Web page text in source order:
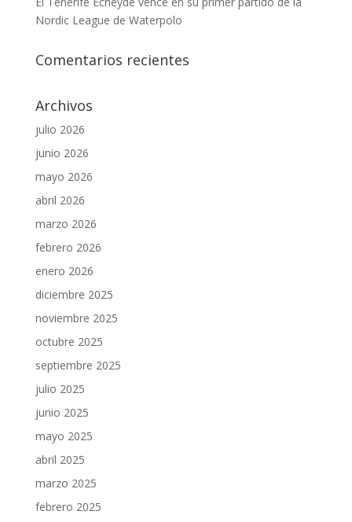
Nordic League de Waterpolo
Comentarios recientes
Archivos
julio 2026
junio 2026
mayo 2026
abril 2026
marzo 2026
febrero 2026
enero 2026
diciembre 2025
noviembre 2025
octubre 2025
septiembre 2025
julio 2025
junio 2025
mayo 2025
abril 2025
marzo 2025
febrero 2025